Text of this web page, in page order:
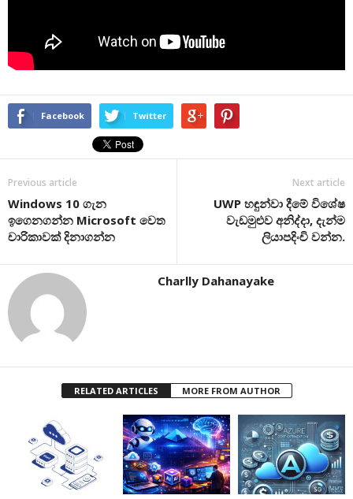
Facebook Twitter
Previous article
Windows 10 ගැන
ඉගෙනගන්න Microsoft වෙත
චාරිකාවක් දිනාගන්න
Next article
UWP හඳුන්වා දීමේ විශේෂ
වැඩමුළුව අනිද්දා, දැන්ම
ලියාපදිංචි වන්න.
Charlly Dahanayake
RELATED ARTICLES MORE FROM AUTHOR